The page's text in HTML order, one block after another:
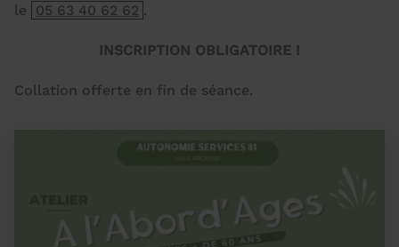
le 05 63 40 62 62 .
INSCRIPTION OBLIGATOIRE !
Collation offerte en fin de séance.